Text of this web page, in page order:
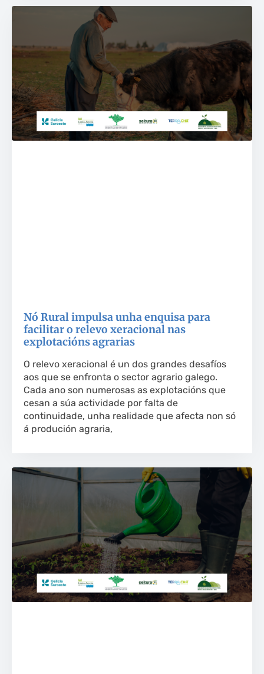
Nó Rural impulsa unha enquisa para
facilitar o relevo xeracional nas
explotacións agrarias
O relevo xeracional é un dos grandes desafíos
aos que se enfronta o sector agrario galego.
Cada ano son numerosas as explotacións que
cesan a súa actividade por falta de
continuidade, unha realidade que afecta non só
á produción agraria,